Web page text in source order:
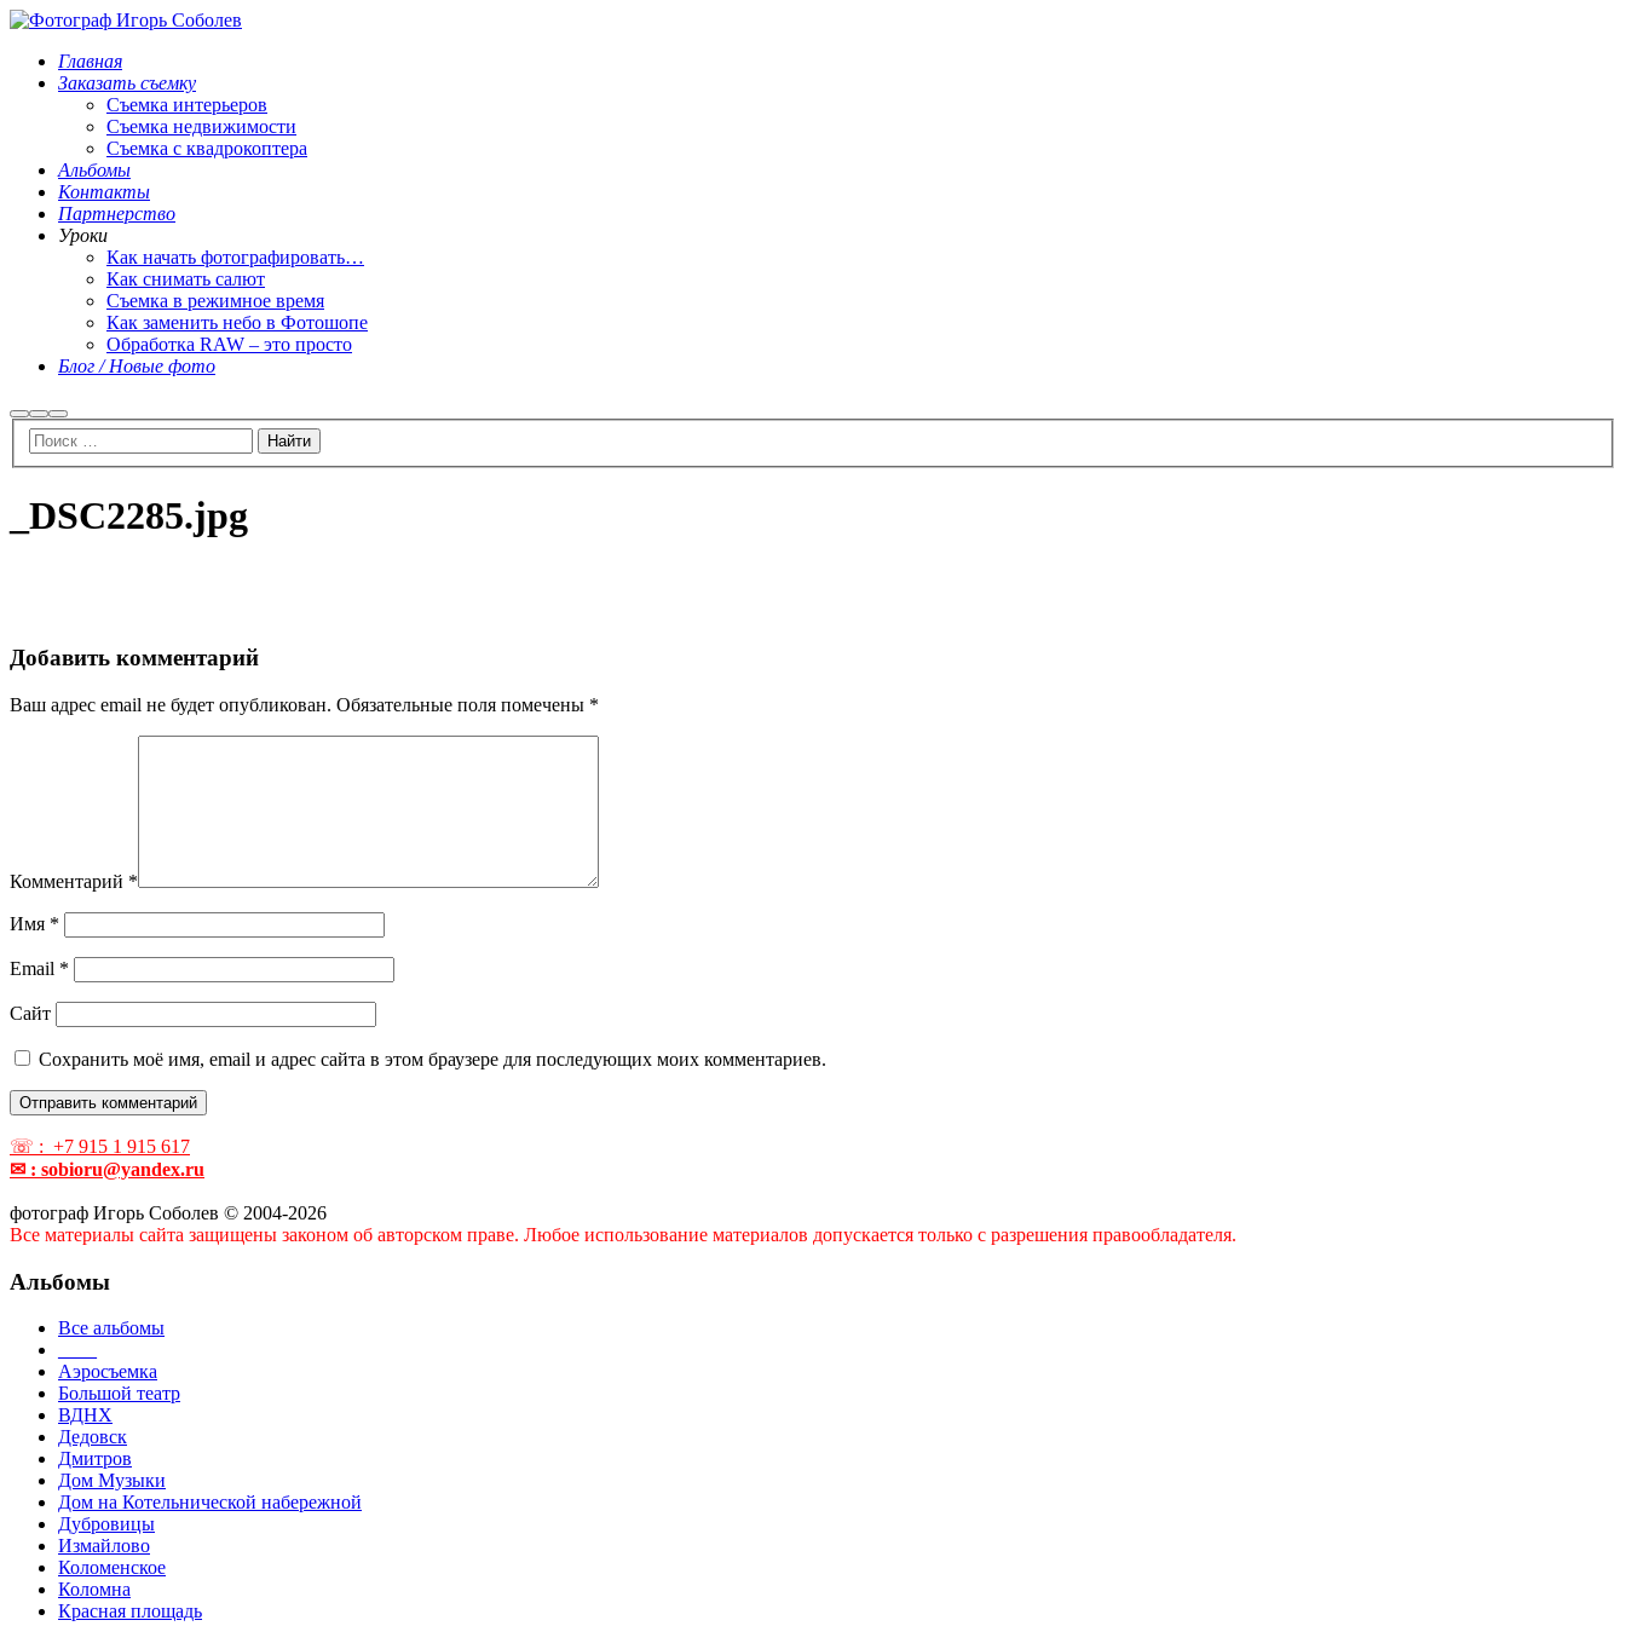
Главная
Заказать съемку
Съемка интерьеров
Съемка недвижимости
Съемка с квадрокоптера
Альбомы
Контакты
Партнерство
Уроки
Как начать фотографировать…
Как снимать салют
Съемка в режимное время
Как заменить небо в Фотошопе
Обработка RAW – это просто
Блог / Новые фото
НайтиБольше
информации
Главное
меню
_DSC2285.jpg
Добавить комментарий
Ваш адрес email не будет опубликован. Обязательные поля помечены *
Комментарий *
Имя *
Email *
Сайт
Сохранить моё имя, email и адрес сайта в этом браузере для последующих моих комментариев.
☏ : +7 915 1 915 617
✉ : sobioru@yandex.ru
фотограф Игорь Соболев © 2004-2026
Все материалы сайта защищены законом об авторском праве. Любое использование материалов допускается только с разрешения правообладателя.
Альбомы
Все альбомы
Аэросъемка
Большой театр
ВДНХ
Дедовск
Дмитров
Дом Музыки
Дом на Котельнической набережной
Дубровицы
Измайлово
Коломенское
Коломна
Красная площадь